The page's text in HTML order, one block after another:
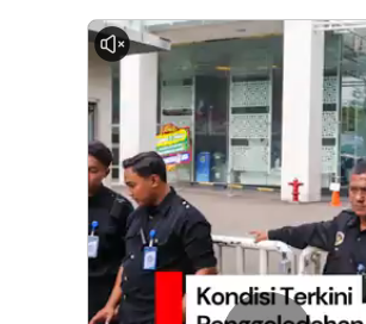
0:00